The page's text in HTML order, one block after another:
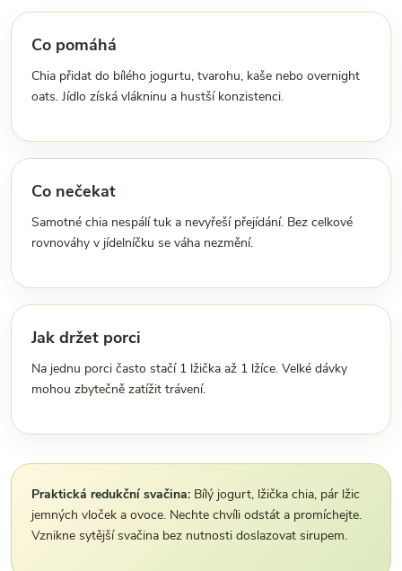
Co pomáhá
Chia přidat do bílého jogurtu, tvarohu, kaše nebo overnight
oats. Jídlo získá vlákninu a hustší konzistenci.
Co nečekat
Samotné chia nespálí tuk a nevyřeší přejídání. Bez celkové
rovnováhy v jídelníčku se váha nezmění.
Jak držet porci
Na jednu porci často stačí 1 lžička až 1 lžíce. Velké dávky
mohou zbytečně zatížit trávení.
Praktická redukční svačina: Bílý jogurt, lžička chia, pár lžic
jemných vloček a ovoce. Nechte chvíli odstát a promíchejte.
Vznikne sytější svačina bez nutnosti doslazovat sirupem.